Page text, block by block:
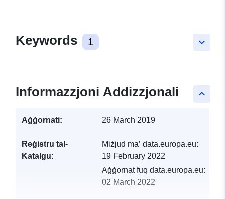
keyboard_arrow_down
Keywords 1
keyboard_arrow_up
Informazzjoni Addizzjonali
Aġġornati: 26 March 2019
Reġistru tal-
Katalgu:
Miżjud ma’ data.europa.eu:
19 February 2022
Aġġornat fuq data.europa.eu:
02 March 2022